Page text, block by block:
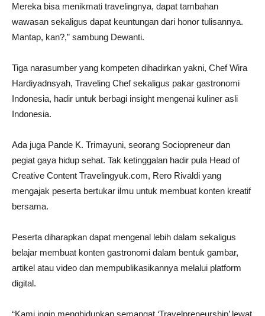
Mereka bisa menikmati travelingnya, dapat tambahan
wawasan sekaligus dapat keuntungan dari honor tulisannya.
Mantap, kan?,” sambung Dewanti.
Tiga narasumber yang kompeten dihadirkan yakni, Chef Wira
Hardiyadnsyah, Traveling Chef sekaligus pakar gastronomi
Indonesia, hadir untuk berbagi insight mengenai kuliner asli
Indonesia.
Ada juga Pande K. Trimayuni, seorang Sociopreneur dan
pegiat gaya hidup sehat. Tak ketinggalan hadir pula Head of
Creative Content Travelingyuk.com, Rero Rivaldi yang
mengajak peserta bertukar ilmu untuk membuat konten kreatif
bersama.
Peserta diharapkan dapat mengenal lebih dalam sekaligus
belajar membuat konten gastronomi dalam bentuk gambar,
artikel atau video dan mempublikasikannya melalui platform
digital.
“Kami ingin menghidupkan semangat ‘Travelpreneurship’ lewat